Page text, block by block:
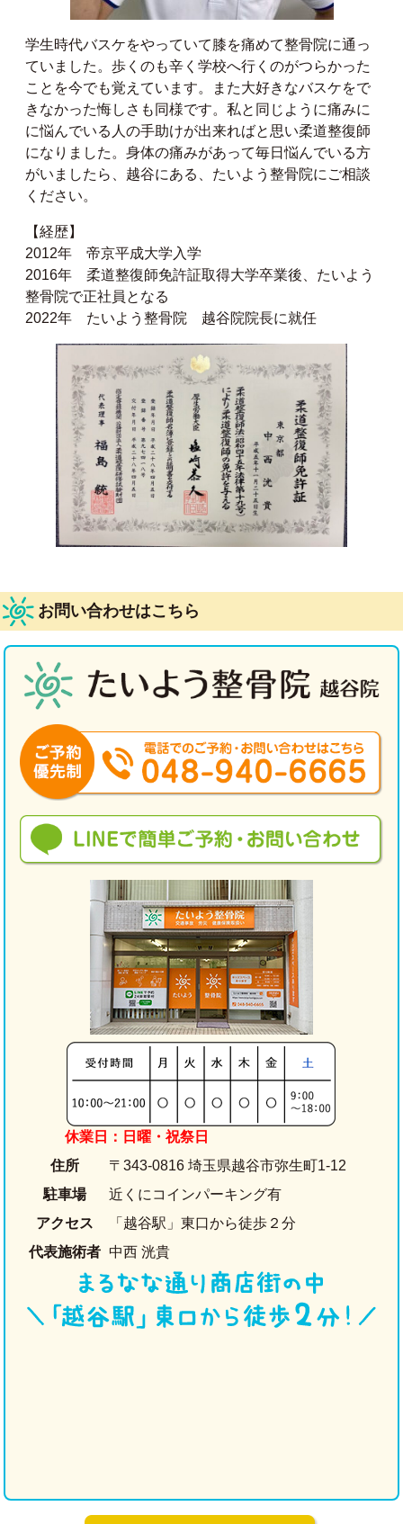
学生時代バスケをやっていて膝を痛めて整骨院に通っ
ていました。歩くのも辛く学校へ行くのがつらかった
ことを今でも覚えています。また大好きなバスケをで
きなかった悔しさも同様です。私と同じように痛みに
に悩んでいる人の手助けが出来ればと思い柔道整復師
になりました。身体の痛みがあって毎日悩んでいる方
がいましたら、越谷にある、たいよう整骨院にご相談
ください。
【経歴】
2012年 帝京平成大学入学
2016年 柔道整復師免許証取得大学卒業後、たいよう
整骨院で正社員となる
2022年 たいよう整骨院 越谷院院長に就任
お問い合わせはこちら
休業日：日曜・祝祭日
住所
〒343-0816 埼玉県越谷市弥生町1-12
駐車場
近くにコインパーキング有
アクセス
「越谷駅」東口から徒歩２分
代表施術者 中西 洸貴